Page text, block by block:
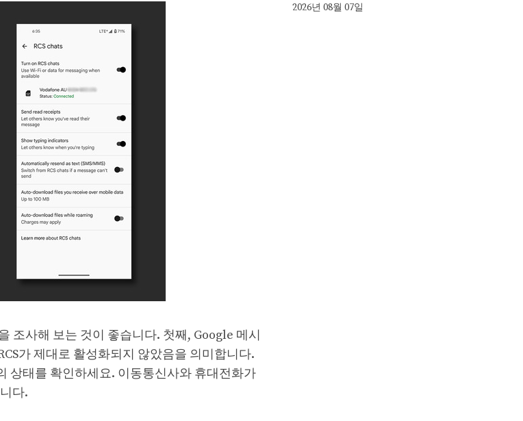
조사해 보는 것이 좋습니다. 첫째, Google 메시
가 제대로 활성화되지 않았음을 의미합니다.
상태를 확인하세요. 이동통신사와 휴대전화가
다.
2026년 08월 07일